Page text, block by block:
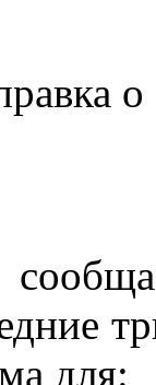
для: